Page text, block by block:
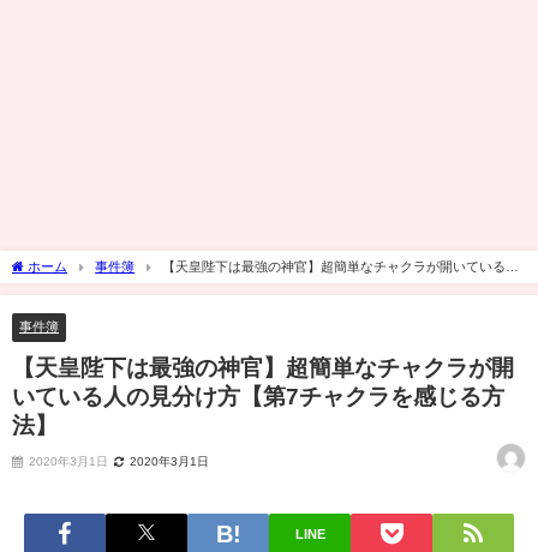
ホーム 事件簿
【天皇陛下は最強の神官】超簡単なチャクラが開いている人
の見分け方【第7チャクラを感じる方法】
事件簿
【天皇陛下は最強の神官】超簡単なチャクラが開
いている人の見分け方【第7チャクラを感じる方
法】
2020年3月1日 2020年3月1日
LINE